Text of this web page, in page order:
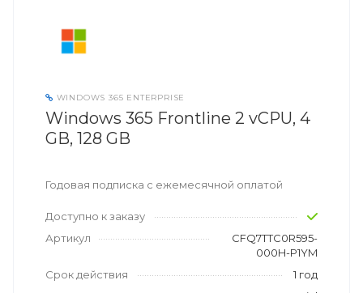
WINDOWS 365 ENTERPRISE
Windows 365 Frontline 2 vCPU, 4
GB, 128 GB
Годовая подписка с ежемесячной оплатой
Доступно к заказу
Артикул
CFQ7TTC0R595-
000H-P1YM
Срок действия
1 год